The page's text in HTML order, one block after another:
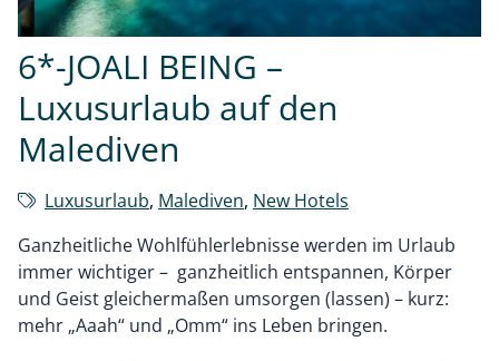
6*-JOALI BEING –
Luxusurlaub auf den
Malediven
Luxusurlaub, Malediven, New Hotels
Ganzheitliche Wohlfühlerlebnisse werden im Urlaub
immer wichtiger – ganzheitlich entspannen, Körper
und Geist gleichermaßen umsorgen (lassen) – kurz:
mehr „Aaah“ und „Omm“ ins Leben bringen.